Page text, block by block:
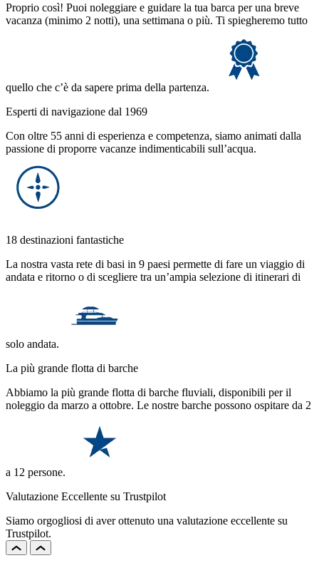
Proprio così! Puoi noleggiare e guidare la tua barca per una breve
vacanza (minimo 2 notti), una settimana o più. Ti spiegheremo tutto
quello che c’è da sapere prima della partenza.
Esperti di navigazione dal 1969
Con oltre 55 anni di esperienza e competenza, siamo animati dalla
passione di proporre vacanze indimenticabili sull’acqua.
18 destinazioni fantastiche
La nostra vasta rete di basi in 9 paesi permette di fare un viaggio di
andata e ritorno o di scegliere tra un’ampia selezione di itinerari di
solo andata.
La più grande flotta di barche
Abbiamo la più grande flotta di barche fluviali, disponibili per il
noleggio da marzo a ottobre. Le nostre barche possono ospitare da 2
a 12 persone.
Valutazione Eccellente su Trustpilot
Siamo orgogliosi di aver ottenuto una valutazione eccellente su
Trustpilot.